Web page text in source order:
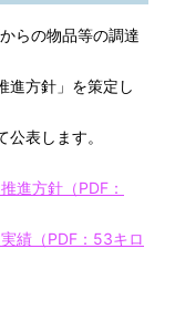
らの物品等の調達
進方針」を策定し
表します。
進方針（PDF：
績（PDF：53キロ